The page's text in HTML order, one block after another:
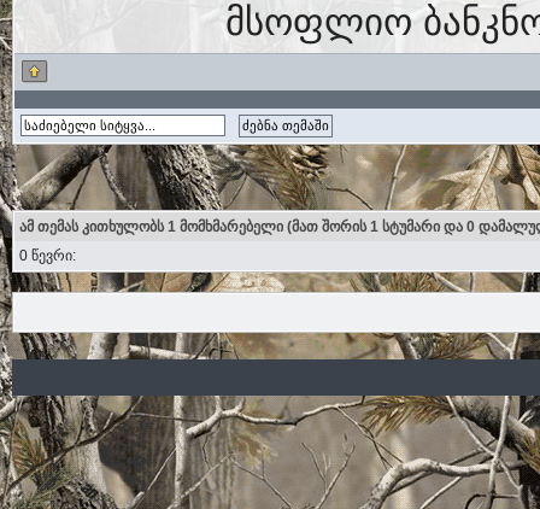
მსოფლიო
ამ თემას კითხულობს 1 მომხმარებელი (მათ შორის 1 სტუმარი და 0
0 წევრი: